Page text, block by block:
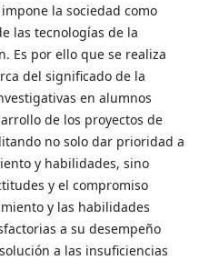
la sociedad como
las tecnologías de la
Es por ello que se realiza
del significado de la
en alumnos
de los proyectos de
no solo dar prioridad a
y habilidades, sino
y el compromiso
y las habilidades
a su desempeño
a las insuficiencias